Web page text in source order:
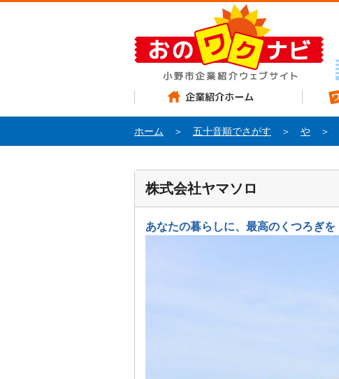
ホーム ＞ 五十音順でさがす ＞ や ＞
株式会社ヤマソロ
あなたの暮らしに、最高のくつろぎを